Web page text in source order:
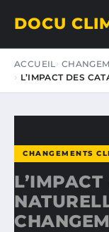
DOCU
ACCUEIL
L’IMPACT DES
CHANGEMENTS